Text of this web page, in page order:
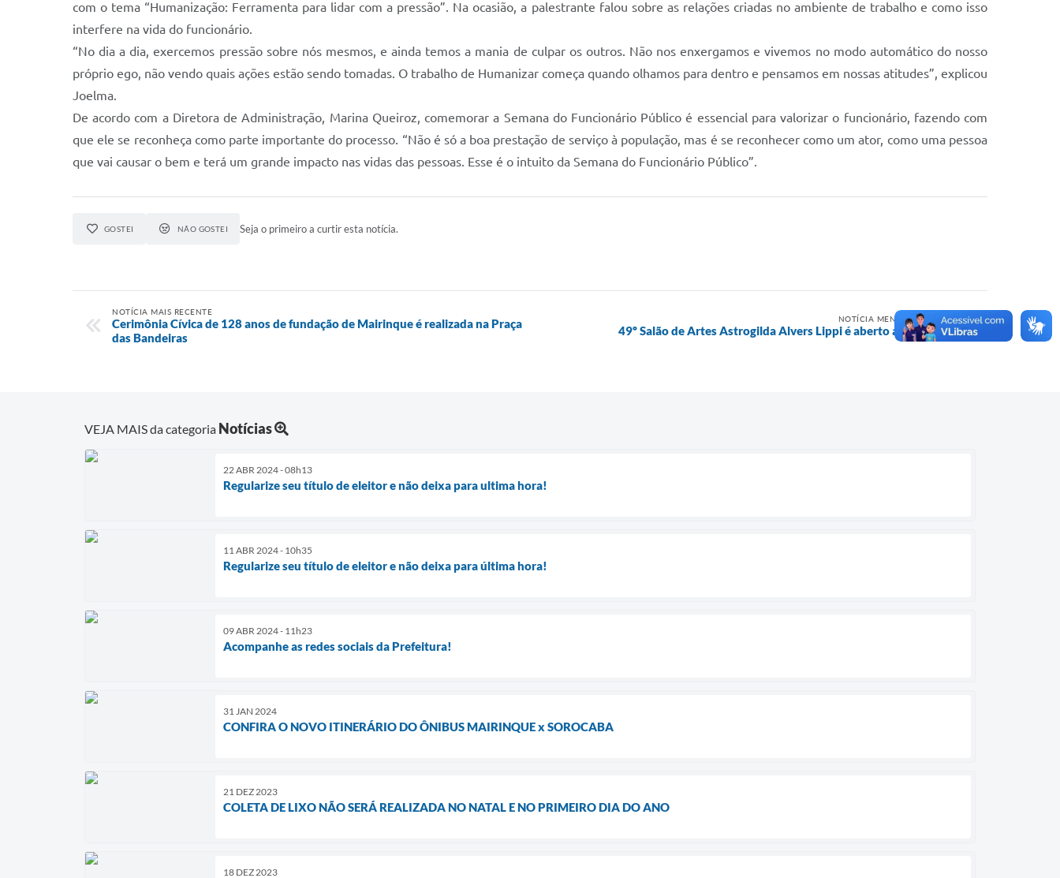
com o tema “Humanização: Ferramenta para lidar com a pressão”. Na ocasião, a palestrante falou sobre as relações criadas no ambiente de trabalho e como isso
interfere na vida do funcionário.
“No dia a dia, exercemos pressão sobre nós mesmos, e ainda temos a mania de culpar os outros. Não nos enxergamos e vivemos no modo automático do nosso
próprio ego, não vendo quais ações estão sendo tomadas. O trabalho de Humanizar começa quando olhamos para dentro e pensamos em nossas atitudes”, explicou
Joelma.
De acordo com a Diretora de Administração, Marina Queiroz, comemorar a Semana do Funcionário Público é essencial para valorizar o funcionário, fazendo com
que ele se reconheça como parte importante do processo. “Não é só a boa prestação de serviço à população, mas é se reconhecer como um ator, como uma pessoa
que vai causar o bem e terá um grande impacto nas vidas das pessoas. Esse é o intuito da Semana do Funcionário Público”.
GOSTEI NÃO GOSTEI Seja o primeiro a curtir esta notícia.
NOTÍCIA MAIS RECENTE
Cerimônia Cívica de 128 anos de fundação de Mairinque é realizada na Praça
das Bandeiras
NOTÍCIA MENOS RECENTE
49º Salão de Artes Astrogilda Alvers Lippi é aberto ao público
VEJA MAIS da categoria Notícias
22 ABR 2024 - 08h13
Regularize seu título de eleitor e não deixa para ultima hora!
11 ABR 2024 - 10h35
Regularize seu título de eleitor e não deixa para última hora!
09 ABR 2024 - 11h23
Acompanhe as redes sociais da Prefeitura!
31 JAN 2024
CONFIRA O NOVO ITINERÁRIO DO ÔNIBUS MAIRINQUE x SOROCABA
21 DEZ 2023
COLETA DE LIXO NÃO SERÁ REALIZADA NO NATAL E NO PRIMEIRO DIA DO ANO
18 DEZ 2023